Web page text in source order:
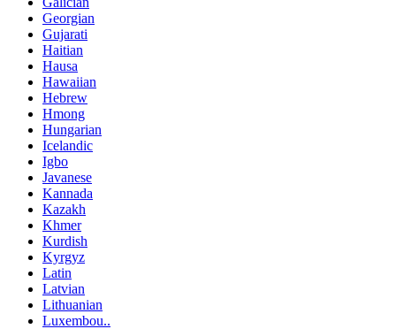
Georgian
Gujarati
Haitian
Hausa
Hawaiian
Hebrew
Hmong
Hungarian
Icelandic
Igbo
Javanese
Kannada
Kazakh
Khmer
Kurdish
Kyrgyz
Latin
Latvian
Lithuanian
Luxembou..